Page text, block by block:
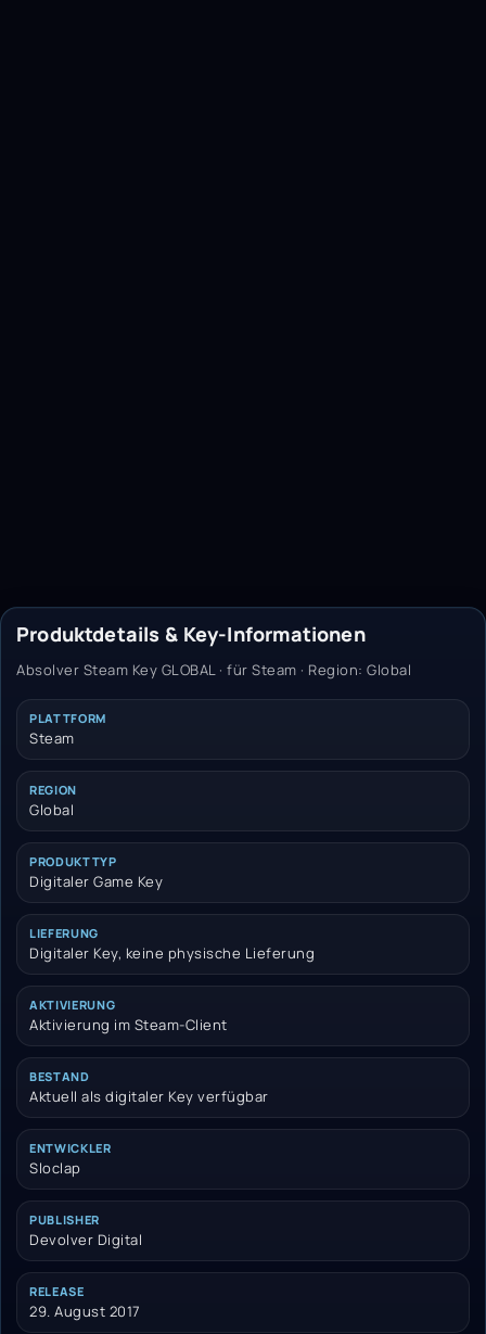
Produktdetails & Key-Informationen
Absolver Steam Key GLOBAL · für Steam · Region: Global
PLATTFORM
Steam
REGION
Global
PRODUKTTYP
Digitaler Game Key
LIEFERUNG
Digitaler Key, keine physische Lieferung
AKTIVIERUNG
Aktivierung im Steam-Client
BESTAND
Aktuell als digitaler Key verfügbar
ENTWICKLER
Sloclap
PUBLISHER
Devolver Digital
RELEASE
29. August 2017